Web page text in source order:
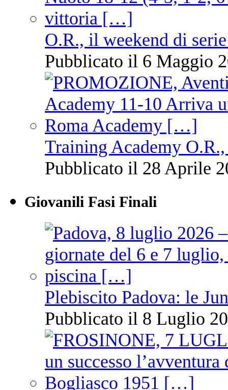
O.R., il weekend di
Pubblicato il 6 Maggio
Training Academy
Pubblicato il 28 Aprile
Giovanili Fasi Finali
Plebiscito Padova: le
Pubblicato il 8 Luglio